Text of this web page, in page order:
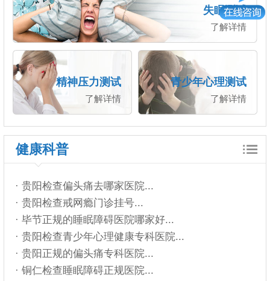
失眠测试
了解详情
精神压力测试
了解详情
青少年心理测试
了解详情
健康科普
· 贵阳检查偏头痛去哪家医院...
· 贵阳检查戒网瘾门诊挂号...
· 毕节正规的睡眠障碍医院哪家好...
· 贵阳检查青少年心理健康专科医院...
· 贵阳正规的偏头痛专科医院...
· 铜仁检查睡眠障碍正规医院...